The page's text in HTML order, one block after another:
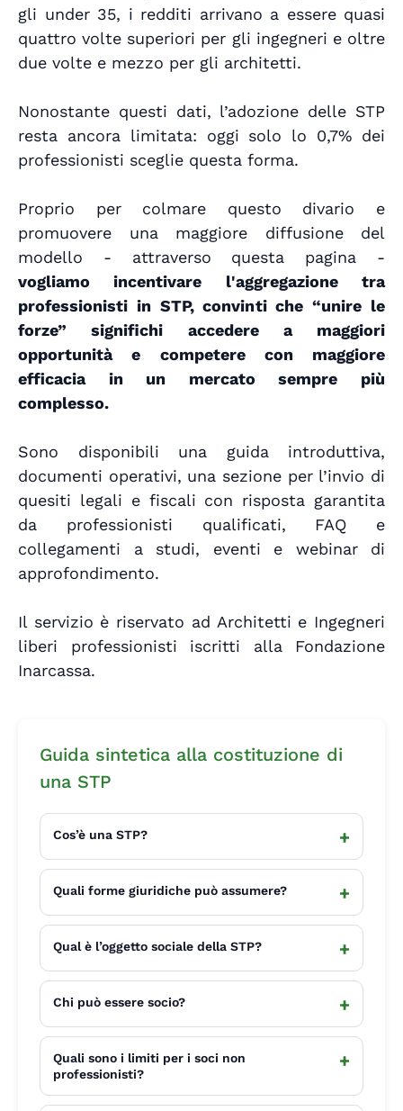
gli under 35, i redditi arrivano a essere quasi
quattro volte superiori per gli ingegneri e oltre
due volte e mezzo per gli architetti.
Nonostante questi dati, l’adozione delle STP
resta ancora limitata: oggi solo lo 0,7% dei
professionisti sceglie questa forma.
Proprio per colmare questo divario e
promuovere una maggiore diffusione del
modello - attraverso questa pagina -
vogliamo incentivare l'aggregazione tra
professionisti in STP, convinti che “unire le
forze” significhi accedere a maggiori
opportunità e competere con maggiore
efficacia in un mercato sempre più
complesso.
Sono disponibili una guida introduttiva,
documenti operativi, una sezione per l’invio di
quesiti legali e fiscali con risposta garantita
da professionisti qualificati, FAQ e
collegamenti a studi, eventi e webinar di
approfondimento.
Il servizio è riservato ad Architetti e Ingegneri
liberi professionisti iscritti alla Fondazione
Inarcassa.
Guida sintetica alla costituzione di
una STP
Cos’è una STP? +
Quali forme giuridiche può assumere? +
Qual è l’oggetto sociale della STP? +
Chi può essere socio? +
Quali sono i limiti per i soci non
professionisti?
+